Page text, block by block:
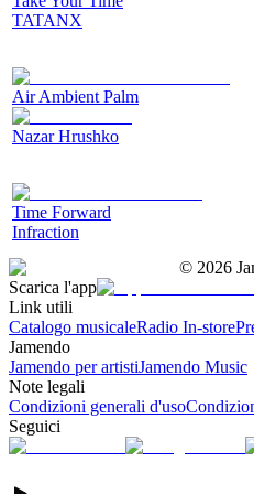
TATANX
Air Ambient Palm
Nazar Hrushko
Time Forward
Infraction
© 2026
Scarica l'app
Link utili
Catalogo musicaleRadio In-store
Jamendo
Jamendo per artistiJamendo Music
Note legali
Condizioni generali d'uso
Seguici